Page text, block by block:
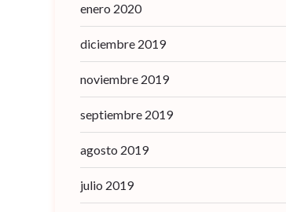
enero 2020
diciembre 2019
noviembre 2019
septiembre 2019
agosto 2019
julio 2019